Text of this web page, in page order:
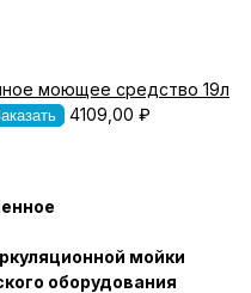
моющее средство 19л
4109,00 ₽
мойки
оборудования